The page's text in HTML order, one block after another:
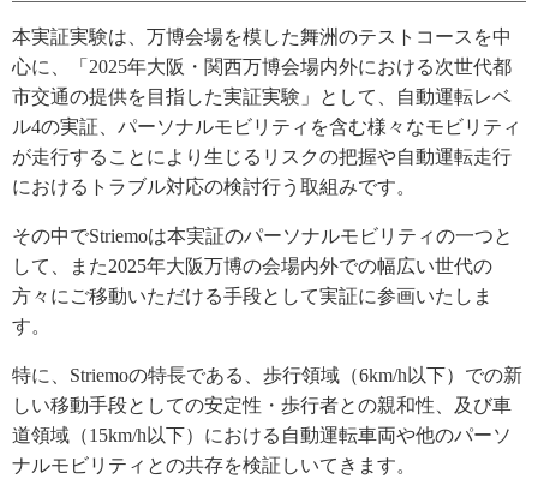
本実証実験は、万博会場を模した舞洲のテストコースを中
心に、「2025年大阪・関西万博会場内外における次世代都
市交通の提供を目指した実証実験」として、自動運転レベ
ル4の実証、パーソナルモビリティを含む様々なモビリティ
が走行することにより生じるリスクの把握や自動運転走行
におけるトラブル対応の検討行う取組みです。
その中でStriemoは本実証のパーソナルモビリティの一つと
して、また2025年大阪万博の会場内外での幅広い世代の
方々にご移動いただける手段として実証に参画いたしま
す。
特に、Striemoの特長である、歩行領域（6km/h以下）での新
しい移動手段としての安定性・歩行者との親和性、及び車
道領域（15km/h以下）における自動運転車両や他のパーソ
ナルモビリティとの共存を検証しいてきます。